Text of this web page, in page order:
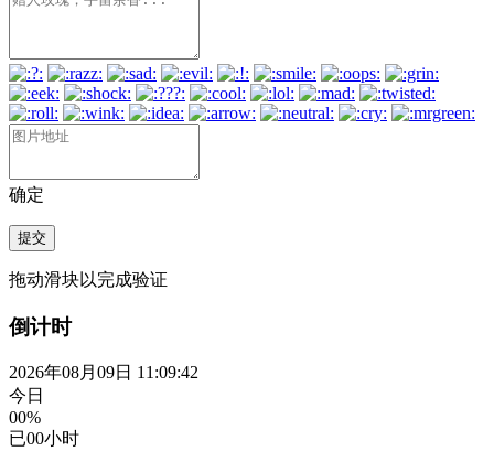
确定
提交
拖动滑块以完成验证
倒计时
2026年08月09日 11:09:43
今日
00%
已00小时